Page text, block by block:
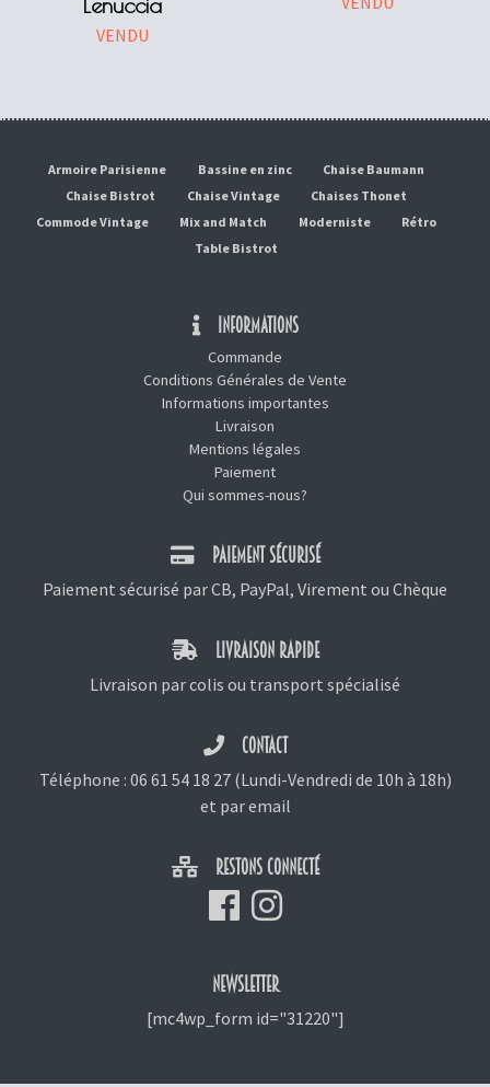
VENDU
Armoire Parisienne Bassine en zinc
Chaise Baumann
Chaise Bistrot
Chaise Vintage
Chaises Thonet
Commode Vintage
Mix and Match Moderniste
Rétro
Table Bistrot
INFORMATIONS
Commande
Conditions Générales de Vente
Informations importantes
Livraison
Mentions légales
Paiement
Qui sommes-nous?
PAIEMENT SÉCURISÉ
Paiement sécurisé par CB, PayPal, Virement ou Chèque
LIVRAISON RAPIDE
Livraison par colis ou transport spécialisé
CONTACT
Téléphone : 06 61 54 18 27(Lundi-Vendredi de 10h à 18h)
et par email
RESTONS CONNECTÉ
NEWSLETTER
[mc4wp_form id="31220"]